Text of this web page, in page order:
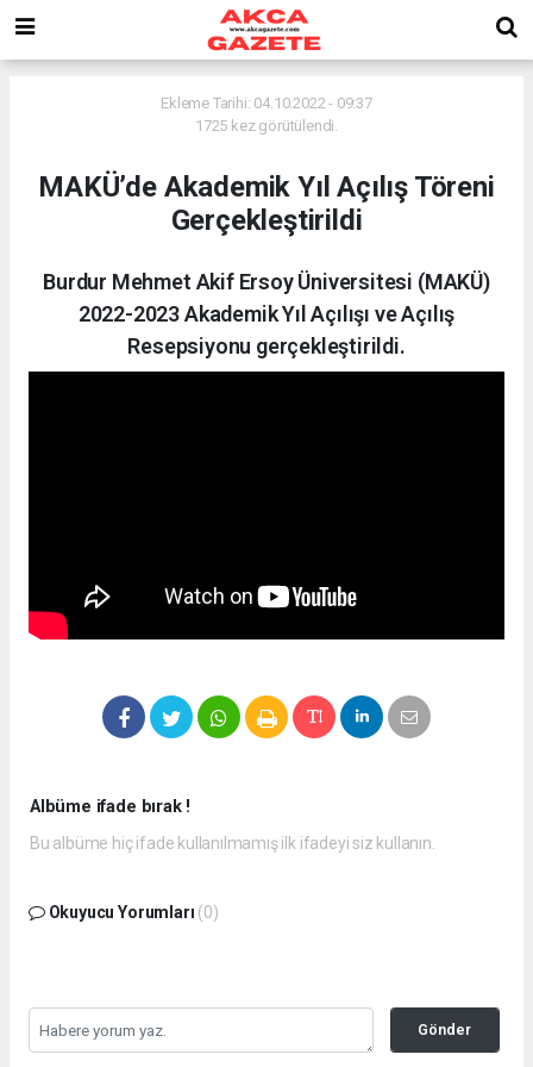
Ekleme Tarihi: 04.10.2022 - 09:37
1725 kez görütülendi.
MAKÜ’de Akademik Yıl Açılış Töreni
Gerçekleştirildi
Burdur Mehmet Akif Ersoy Üniversitesi (MAKÜ)
2022-2023 Akademik Yıl Açılışı ve Açılış
Resepsiyonu gerçekleştirildi.
Albüme ifade bırak !
Bu albüme hiç ifade kullanılmamış ilk ifadeyi siz kullanın.
Okuyucu Yorumları (0)
Gönder